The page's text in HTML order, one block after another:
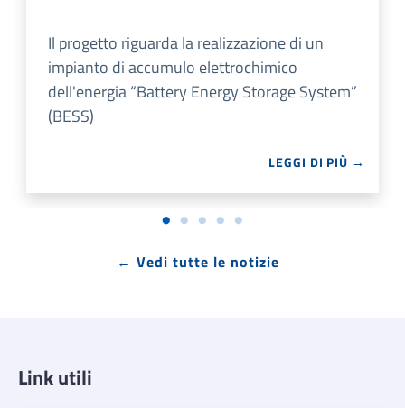
Il progetto riguarda la realizzazione di un
impianto di accumulo elettrochimico
dell'energia “Battery Energy Storage System”
(BESS)
LEGGI DI PIÙ →
← Vedi tutte le notizie
Link utili